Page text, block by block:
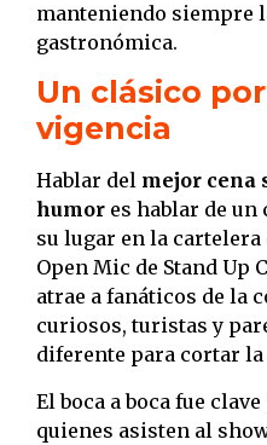
manteniendo siempre
gastronómica.
Un clásico
vigencia
Hablar del mejor cena
humor es hablar de un
su lugar en la
Open Mic de Stand Up
atrae a fanáticos de la
curiosos, turistas y
diferente para cortar la
El boca a boca fue
quienes asisten al